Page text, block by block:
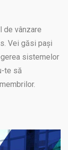
de vânzare
Vei găsi pași
sistemelor
te să